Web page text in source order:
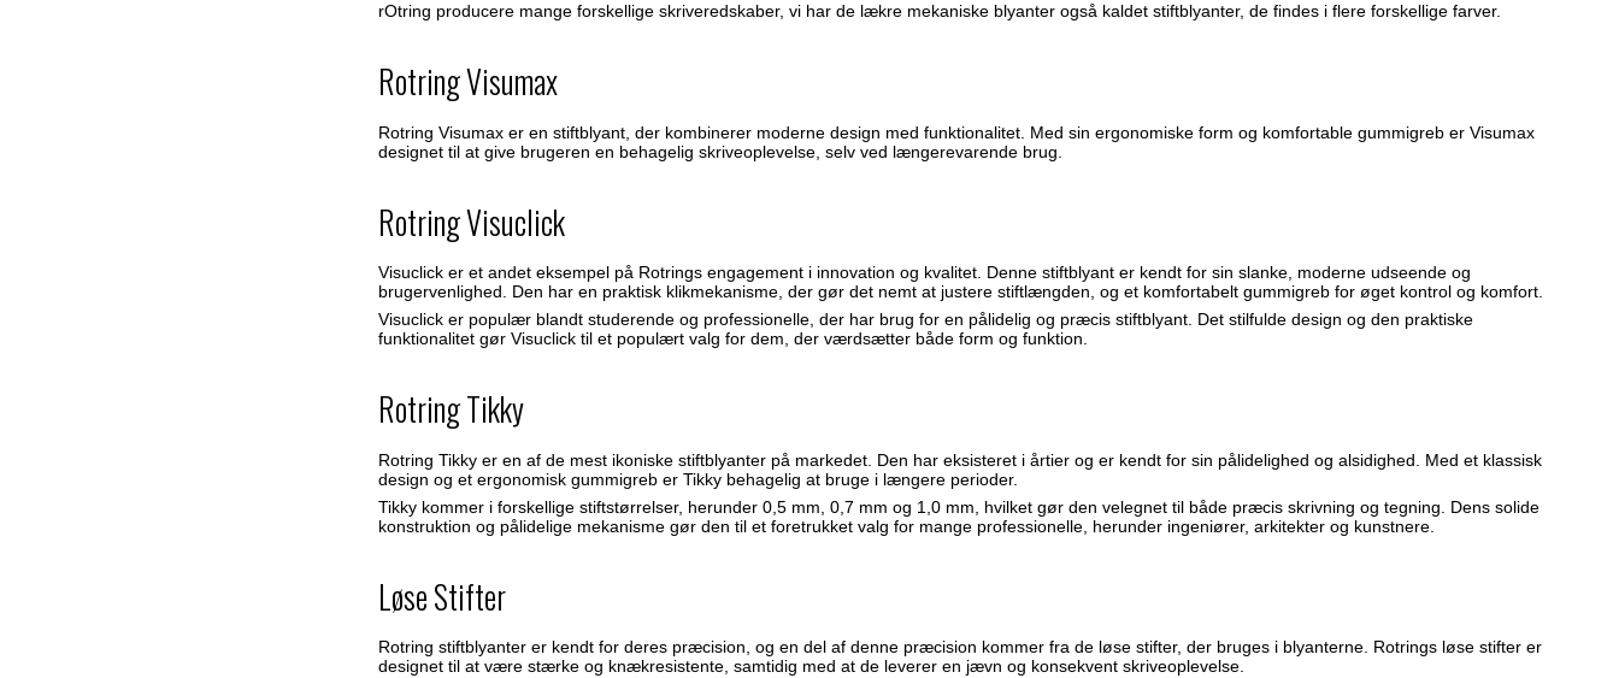
rOtring producere mange forskellige skriveredskaber, vi har de lækre mekaniske blyanter også kaldet stiftblyanter, de findes i flere forskellige farver.
Rotring Visumax
Rotring Visumax er en stiftblyant, der kombinerer moderne design med funktionalitet. Med sin ergonomiske form og komfortable gummigreb er Visumax
designet til at give brugeren en behagelig skriveoplevelse, selv ved længerevarende brug.
Rotring Visuclick
Visuclick er et andet eksempel på Rotrings engagement i innovation og kvalitet. Denne stiftblyant er kendt for sin slanke, moderne udseende og
brugervenlighed. Den har en praktisk klikmekanisme, der gør det nemt at justere stiftlængden, og et komfortabelt gummigreb for øget kontrol og komfort.
Visuclick er populær blandt studerende og professionelle, der har brug for en pålidelig og præcis stiftblyant. Det stilfulde design og den praktiske
funktionalitet gør Visuclick til et populært valg for dem, der værdsætter både form og funktion.
Rotring Tikky
Rotring Tikky er en af de mest ikoniske stiftblyanter på markedet. Den har eksisteret i årtier og er kendt for sin pålidelighed og alsidighed. Med et klassisk
design og et ergonomisk gummigreb er Tikky behagelig at bruge i længere perioder.
Tikky kommer i forskellige stiftstørrelser, herunder 0,5 mm, 0,7 mm og 1,0 mm, hvilket gør den velegnet til både præcis skrivning og tegning. Dens solide
konstruktion og pålidelige mekanisme gør den til et foretrukket valg for mange professionelle, herunder ingeniører, arkitekter og kunstnere.
Løse Stifter
Rotring stiftblyanter er kendt for deres præcision, og en del af denne præcision kommer fra de løse stifter, der bruges i blyanterne. Rotrings løse stifter er
designet til at være stærke og knækresistente, samtidig med at de leverer en jævn og konsekvent skriveoplevelse.